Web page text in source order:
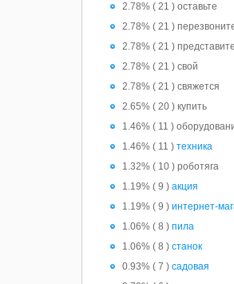
2.78% ( 21 ) оставьте
2.78% ( 21 )
2.78% ( 21 )
2.78% ( 21 ) свой
2.78% ( 21 ) свяжется
2.65% ( 20 ) купить
1.46% ( 11 )
1.46% ( 11 )техника
1.32% ( 10 ) роботяга
1.19% ( 9 )акция
1.19% ( 9 )интернет-
1.06% ( 8 )пила
1.06% ( 8 )станок
0.93% ( 7 )садовая